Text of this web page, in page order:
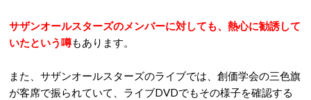
サザンオールスターズのメンバーに対しても、熱心に勧誘して
いたという噂もあります。
また、サザンオールスターズのライブでは、創価学会の三色旗
が客席で振られていて、ライブDVDでもその様子を確認する